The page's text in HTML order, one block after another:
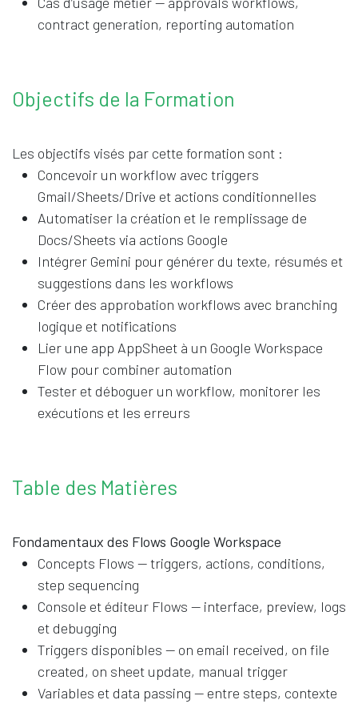
contract generation, reporting automation
Objectifs de la Formation
Les objectifs visés par cette formation sont :
Concevoir un workflow avec triggers
Gmail/Sheets/Drive et actions conditionnelles
Automatiser la création et le remplissage de
Docs/Sheets via actions Google
Intégrer Gemini pour générer du texte, résumés et
suggestions dans les workflows
Créer des approbation workflows avec branching
logique et notifications
Lier une app AppSheet à un Google Workspace
Flow pour combiner automation
Tester et déboguer un workflow, monitorer les
exécutions et les erreurs
Table des Matières
Fondamentaux des Flows Google Workspace
Concepts Flows — triggers, actions, conditions,
step sequencing
Console et éditeur Flows — interface, preview, logs
et debugging
Triggers disponibles — on email received, on file
created, on sheet update, manual trigger
Variables et data passing — entre steps, contexte